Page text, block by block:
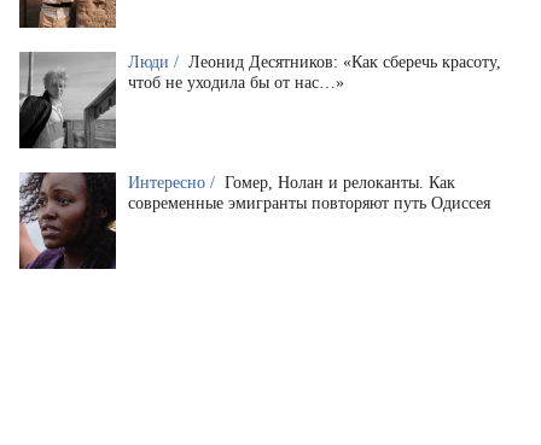
Люди / Леонид Десятников: «Как сберечь красоту,
чтоб не уходила бы от нас…»
Интересно / Гомер, Нолан и релоканты. Как
современные эмигранты повторяют путь Одиссея